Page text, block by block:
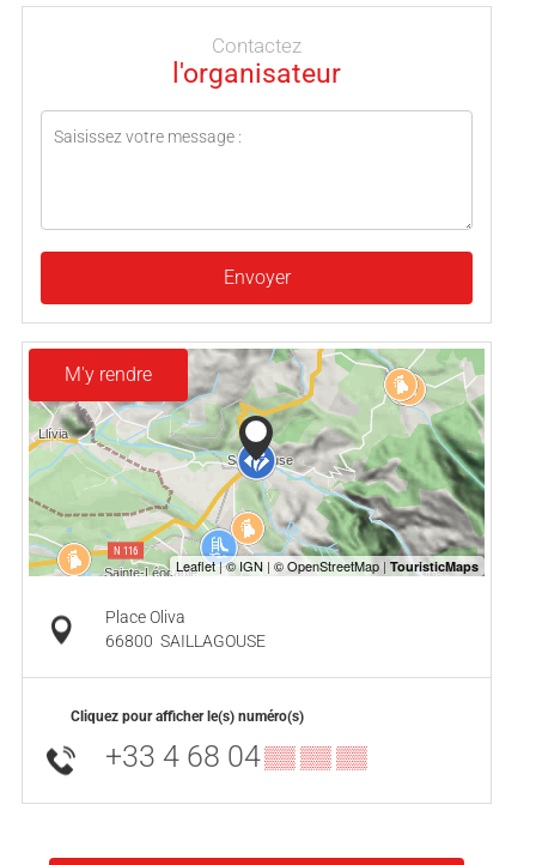
Contactez
l'organisateur
Envoyer
M'y rendre
Place Oliva
66800 SAILLAGOUSE
Cliquez pour afficher le(s) numéro(s)
+33 4 68 04▒▒ ▒▒ ▒▒